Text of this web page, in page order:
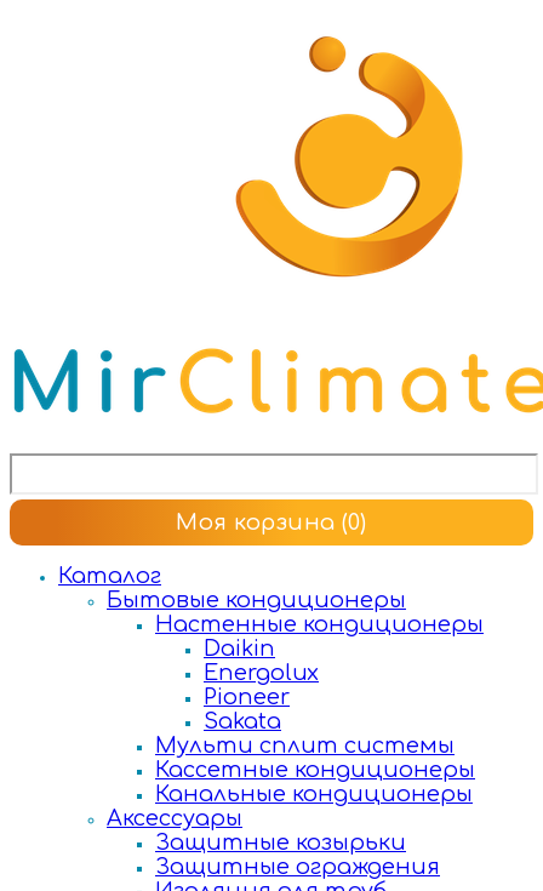
Моя корзина (0)
Каталог
Бытовые кондиционеры
Настенные кондиционеры
Daikin
Energolux
Pioneer
Sakata
Мульти сплит системы
Кассетные кондиционеры
Канальные кондиционеры
Аксессуары
Защитные козырьки
Защитные ограждения